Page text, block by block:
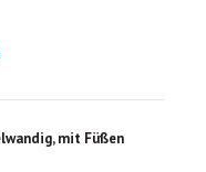
mit Füßen